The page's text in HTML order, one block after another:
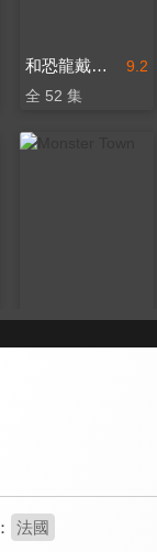
9.2
和恐龍戴諾學習 第一季
全 52 集
法國